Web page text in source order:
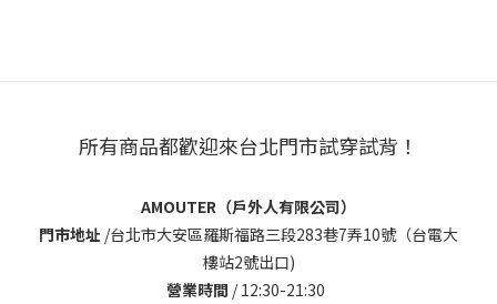
所有商品都歡迎來台北門市試穿試背！
AMOUTER（戶外人有限公司）
門市地址 /台北市大安區羅斯福路三段283巷7弄10號（台電大
樓站2號出口)
營業時間 / 12:30-21:30